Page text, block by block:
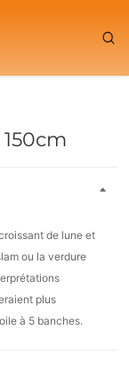
de lune et
ou la verdure
plus
à 5 banches.